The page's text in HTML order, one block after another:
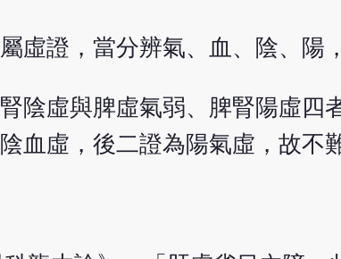
虛證，當分辨氣、血、陰、陽
陰虛與脾虛氣弱、脾腎陽虛四
血虛，後二證為陽氣虛，故不